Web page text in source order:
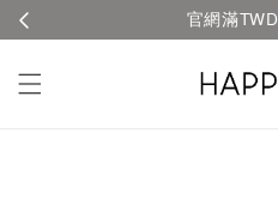
官網滿